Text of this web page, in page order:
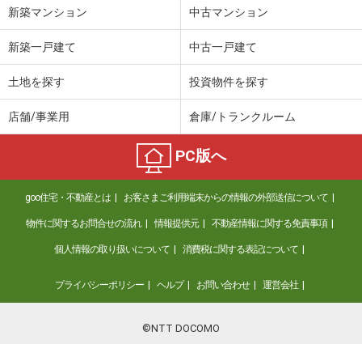
新築マンション 中古マンション
新築一戸建て 中古一戸建て
土地を探す 投資物件を探す
店舗/事業用 倉庫/トランクルーム
PC版へ
goo住宅・不動産とは お客さまご利用端末からの情報の外部送信について
物件に関するお問合せの流れ 情報提供元 不動産情報に関する免責事項
個人情報の取り扱いについて 消費税に関する表記について
プライバシーポリシー ヘルプ お問い合わせ 運営会社
©NTT DOCOMO